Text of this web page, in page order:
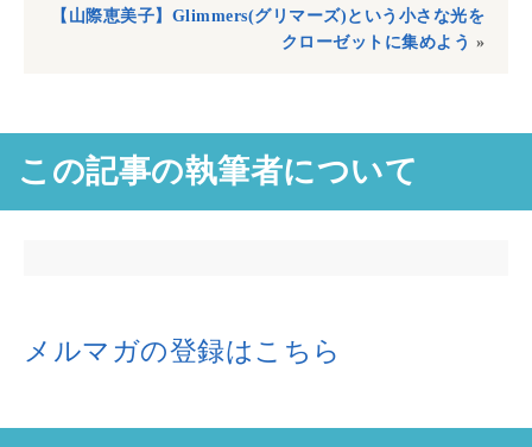
【山際恵美子】Glimmers(グリマーズ)という小さな光を
クローゼットに集めよう »
この記事の執筆者について
メルマガの登録はこちら